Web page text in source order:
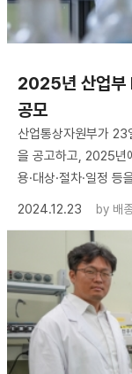
2025년 산업부
공모
산업통상자원부가
을 공고하고, 2025년
용·대상·절차·일정 등
2024.12.23
by 배